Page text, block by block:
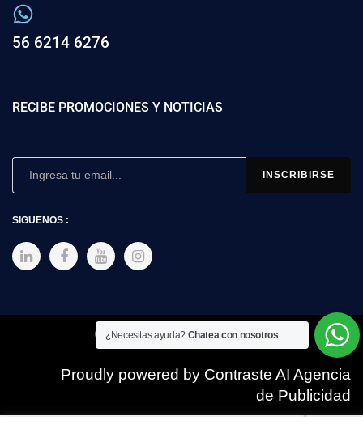
56 6214 6276
RECIBE PROMOCIONES Y NOTICIAS
SIGUENOS :
Copyright © 2025 SIMEX
Proudly powered by Contraste AI Agencia
de Publicidad
¿Necesitas ayuda? Chatea con nosotros